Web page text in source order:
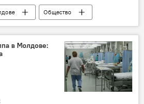
Общество
в Молдове: